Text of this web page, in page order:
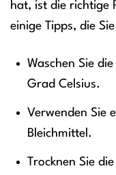
hat, ist die richtige
einige Tipps, die
Waschen Sie
Grad Celsius.
Verwenden Sie
Bleichmittel.
Trocknen Sie